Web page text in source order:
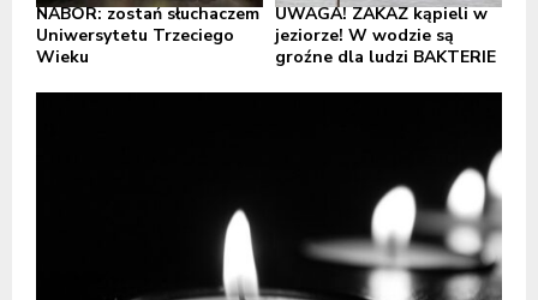
NABÓR: zostań słuchaczem
Uniwersytetu Trzeciego
Wieku
UWAGA! ZAKAZ kąpieli w
jeziorze! W wodzie są
groźne dla ludzi BAKTERIE